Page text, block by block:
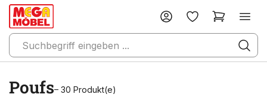
Poufs– 30 Produkt(e)